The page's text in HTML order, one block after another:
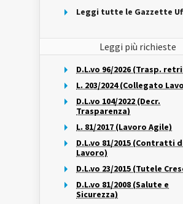
Leggi tutte le Gazzette
Leggi più richieste
D.L.vo 96/2026 (Trasp.
L. 203/2024 (Collegato
D.L.vo 104/2022 (Decr.
Trasparenza)
L. 81/2017 (Lavoro Agile)
D.L.vo 81/2015 (Contratti
Lavoro)
D.L.vo 23/2015 (Tutele
D.L.vo 81/2008 (Salute e
Sicurezza)